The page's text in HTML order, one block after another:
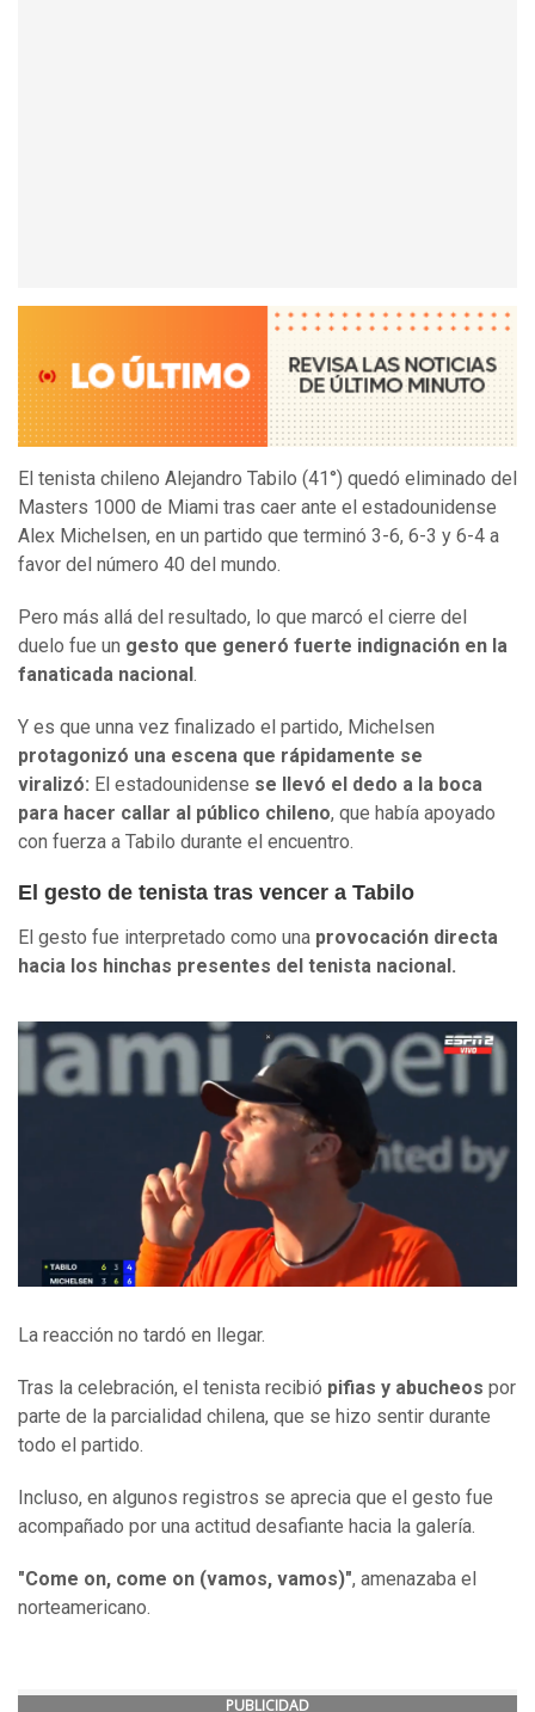
El tenista chileno Alejandro Tabilo (41°) quedó eliminado del
Masters 1000 de Miami tras caer ante el estadounidense
Alex Michelsen, en un partido que terminó 3-6, 6-3 y 6-4 a
favor del número 40 del mundo.
Pero más allá del resultado, lo que marcó el cierre del
duelo fue un gesto que generó fuerte indignación en la
fanaticada nacional .
Y es que unna vez finalizado el partido, Michelsen
protagonizó una escena que rápidamente se
viralizó: El estadounidense se llevó el dedo a la boca
para hacer callar al público chileno, que había apoyado
con fuerza a Tabilo durante el encuentro.
El gesto de tenista tras vencer a Tabilo
El gesto fue interpretado como una provocación directa
hacia los hinchas presentes del tenista nacional.
La reacción no tardó en llegar.
Tras la celebración, el tenista recibió pifias y abucheos por
parte de la parcialidad chilena, que se hizo sentir durante
todo el partido.
Incluso, en algunos registros se aprecia que el gesto fue
acompañado por una actitud desafiante hacia la galería.
"Come on, come on (vamos, vamos)", amenazaba el
norteamericano.
PUBLICIDAD